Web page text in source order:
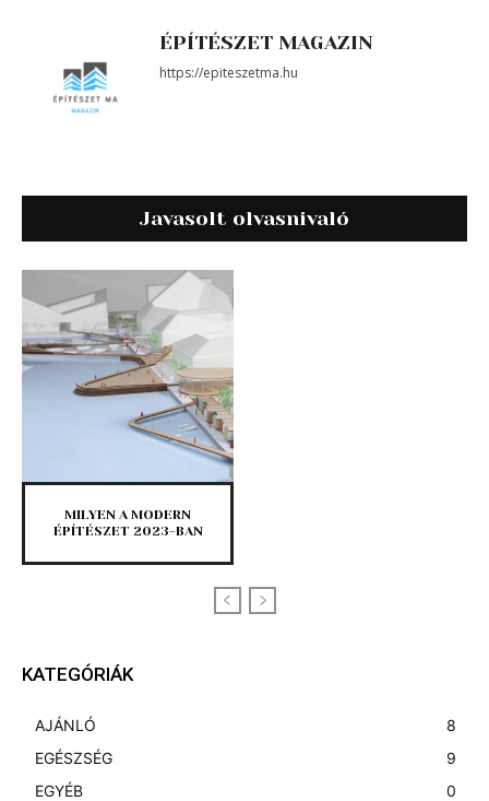
ÉPÍTÉSZET MAGAZIN
https://epiteszetma.hu
Javasolt olvasnivaló
MILYEN A MODERN
ÉPÍTÉSZET 2023-BAN
KATEGÓRIÁK
AJÁNLÓ
8
EGÉSZSÉG
9
EGYÉB
0